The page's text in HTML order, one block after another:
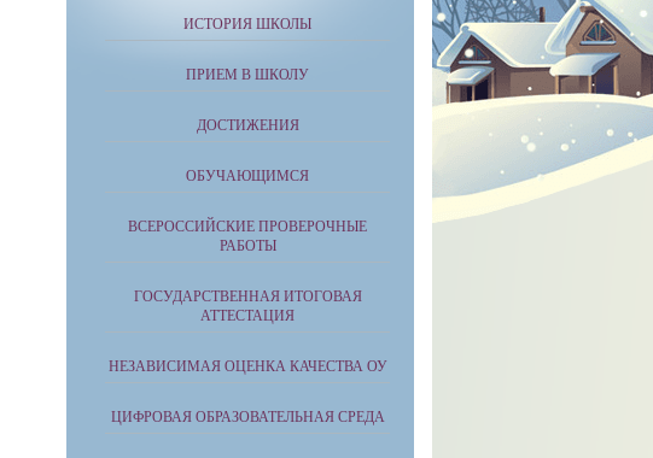
ИСТОРИЯ ШКОЛЫ
ПРИЕМ В ШКОЛУ
ДОСТИЖЕНИЯ
ОБУЧАЮЩИМСЯ
ВСЕРОССИЙСКИЕ ПРОВЕРОЧНЫЕ
РАБОТЫ
ГОСУДАРСТВЕННАЯ ИТОГОВАЯ
АТТЕСТАЦИЯ
НЕЗАВИСИМАЯ ОЦЕНКА КАЧЕСТВА ОУ
ЦИФРОВАЯ ОБРАЗОВАТЕЛЬНАЯ СРЕДА